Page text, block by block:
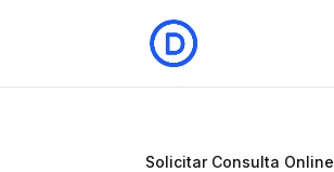
Solicitar Consulta Online